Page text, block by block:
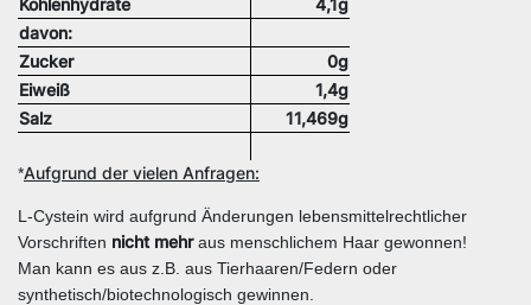
Kohlenhydrate
4,1g
davon:
Zucker
0g
Eiweiß
1,4g
Salz
11,469g
*Aufgrund der vielen Anfragen:
L-Cystein wird aufgrund Änderungen lebensmittelrechtlicher
Vorschriften nicht mehraus menschlichem Haar gewonnen!
Man kann es aus z.B. aus Tierhaaren/Federn oder
synthetisch/biotechnologisch gewinnen.